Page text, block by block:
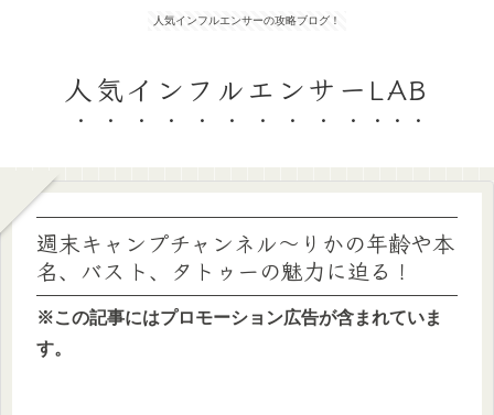
人気インフルエンサーの攻略ブログ！
人気インフルエンサーLAB
週末キャンプチャンネル～りかの年齢や本
名、バスト、タトゥーの魅力に迫る！
※この記事にはプロモーション広告が含まれていま
す。